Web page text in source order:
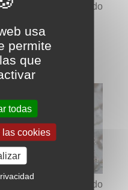
Vendido
Lluvia de nácar
Vendido
usa
permite
que
todas
las cookies